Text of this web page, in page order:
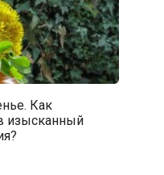
Как
изысканный